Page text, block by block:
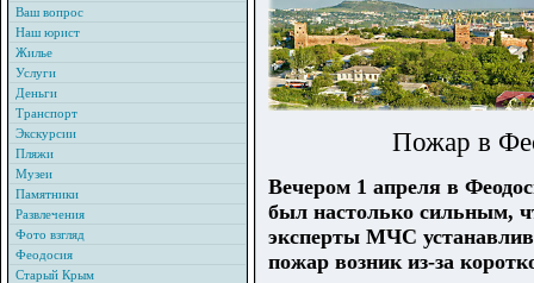
Ваш вопрос
Наш юрист
Жилье
Услуги
Деньги
Транспорт
Экскурсии
Пляжи
Музеи
Памятники
Развлечения
Фото взгляд
Феодосия
Старый Крым
Пожар в
Вечером 1 апреля в
был настолько сильным,
эксперты МЧС
пожар возник из-за